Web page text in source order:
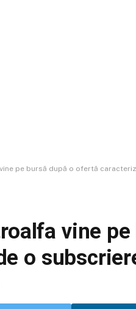
pe bursă după o ofertă
vine
o